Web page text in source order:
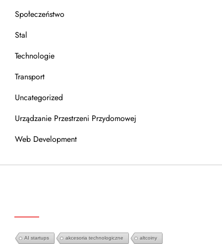
Społeczeństwo
Stal
Technologie
Transport
Uncategorized
Urządzanie Przestrzeni Przydomowej
Web Development
AI startups akcesoria technologiczne altcoiny